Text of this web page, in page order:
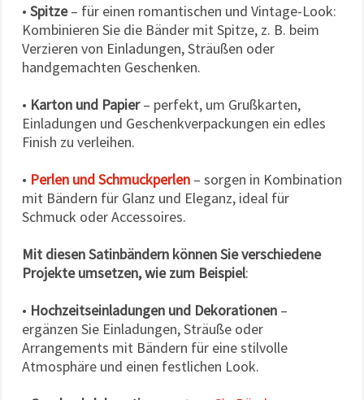
• Spitze– für einen romantischen und Vintage-Look:
Kombinieren Sie die Bänder mit Spitze, z. B. beim
Verzieren von Einladungen, Sträußen oder
handgemachten Geschenken.
• Karton und Papier– perfekt, um Grußkarten,
Einladungen und Geschenkverpackungen ein edles
Finish zu verleihen.
• Perlen und Schmuckperlen – sorgen in Kombination
mit Bändern für Glanz und Eleganz, ideal für
Schmuck oder Accessoires.
Mit diesen Satinbändern können Sie verschiedene
Projekte umsetzen, wie zum Beispiel:
• Hochzeitseinladungen und Dekorationen –
ergänzen Sie Einladungen, Sträuße oder
Arrangements mit Bändern für eine stilvolle
Atmosphäre und einen festlichen Look.